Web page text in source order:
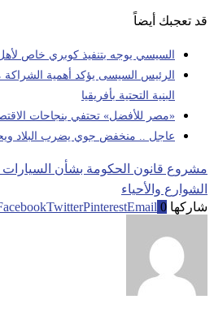
قد تعجبك أيضاً
السيسي يوجه بتنفيذ كوبري خاص
الرئيس السيسى يؤكد أهمية
البنية التحتية بأفريقيا
«مصر للأفضل» تحتفي بنجاحات الاقتصاد الوطني 22
عاجل .. منخفض جوي يضرب البلاد
مشروع قانون الحكومة بشأن السيارات
الشوارع والأحياء
شاركها 0
TwitterPinterestEmail